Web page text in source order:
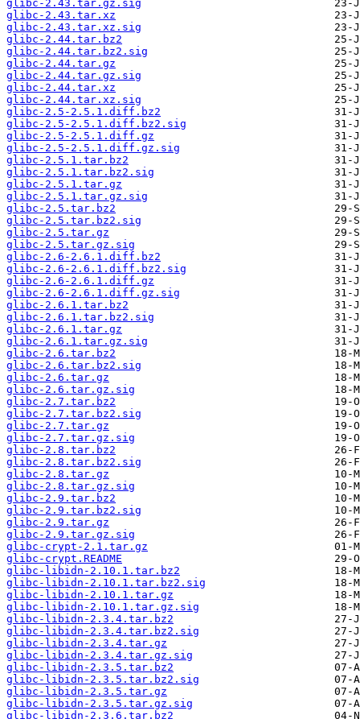
glibc-2.43.tar.gz.sig
glibc-2.43.tar.xz
glibc-2.43.tar.xz.sig
glibc-2.44.tar.bz2
glibc-2.44.tar.bz2.sig
glibc-2.44.tar.gz
glibc-2.44.tar.gz.sig
glibc-2.44.tar.xz
glibc-2.44.tar.xz.sig
glibc-2.5-2.5.1.diff.bz2
glibc-2.5-2.5.1.diff.bz2.sig
glibc-2.5-2.5.1.diff.gz
glibc-2.5-2.5.1.diff.gz.sig
glibc-2.5.1.tar.bz2
glibc-2.5.1.tar.bz2.sig
glibc-2.5.1.tar.gz
glibc-2.5.1.tar.gz.sig
glibc-2.5.tar.bz2
glibc-2.5.tar.bz2.sig
glibc-2.5.tar.gz
glibc-2.5.tar.gz.sig
glibc-2.6-2.6.1.diff.bz2
glibc-2.6-2.6.1.diff.bz2.sig
glibc-2.6-2.6.1.diff.gz
glibc-2.6-2.6.1.diff.gz.sig
glibc-2.6.1.tar.bz2
glibc-2.6.1.tar.bz2.sig
glibc-2.6.1.tar.gz
glibc-2.6.1.tar.gz.sig
glibc-2.6.tar.bz2
glibc-2.6.tar.bz2.sig
glibc-2.6.tar.gz
glibc-2.6.tar.gz.sig
glibc-2.7.tar.bz2
glibc-2.7.tar.bz2.sig
glibc-2.7.tar.gz
glibc-2.7.tar.gz.sig
glibc-2.8.tar.bz2
glibc-2.8.tar.bz2.sig
glibc-2.8.tar.gz
glibc-2.8.tar.gz.sig
glibc-2.9.tar.bz2
glibc-2.9.tar.bz2.sig
glibc-2.9.tar.gz
glibc-2.9.tar.gz.sig
glibc-crypt-2.1.tar.gz
glibc-crypt.README
glibc-libidn-2.10.1.tar.bz2
glibc-libidn-2.10.1.tar.bz2.sig
glibc-libidn-2.10.1.tar.gz
glibc-libidn-2.10.1.tar.gz.sig
glibc-libidn-2.3.4.tar.bz2
glibc-libidn-2.3.4.tar.bz2.sig
glibc-libidn-2.3.4.tar.gz
glibc-libidn-2.3.4.tar.gz.sig
glibc-libidn-2.3.5.tar.bz2
glibc-libidn-2.3.5.tar.bz2.sig
glibc-libidn-2.3.5.tar.gz
glibc-libidn-2.3.5.tar.gz.sig
glibc-libidn-2.3.6.tar.bz2